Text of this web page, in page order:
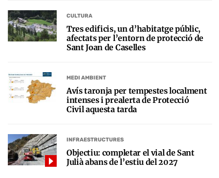
CULTURA
Tres edificis, un d’habitatge públic,
afectats per l’entorn de protecció de
Sant Joan de Caselles
MEDI AMBIENT
Avís taronja per tempestes localment
intenses i prealerta de Protecció
Civil aquesta tarda
INFRAESTRUCTURES
Objectiu: completar el vial de Sant
Julià abans de l’estiu del 2027